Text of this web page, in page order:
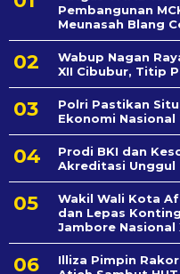
Pembangunan
Meunasah Blang
Wabup Nagan
XII Cibubur, Titip
Polri Pastikan
Ekonomi
Prodi BKI dan
Akreditasi Unggul
Wakil Wali Kota
dan Lepas
Jambore Nasional
Illiza Pimpin